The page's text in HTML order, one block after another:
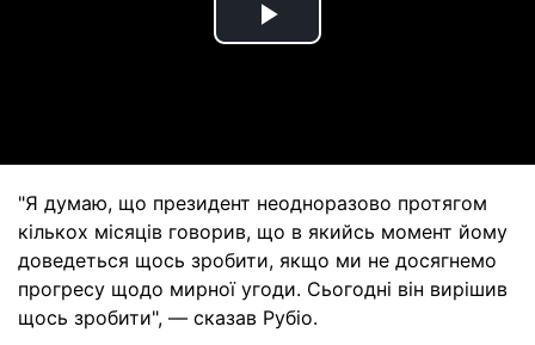
Play
"Я думаю, що президент неодноразово протягом
кількох місяців говорив, що в якийсь момент йому
доведеться щось зробити, якщо ми не досягнемо
прогресу щодо мирної угоди. Сьогодні він вирішив
щось зробити", — сказав Рубіо.